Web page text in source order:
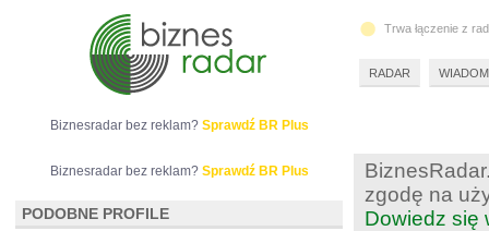
zgodę na
Dowiedz się
Biznesradar bez reklam? Sprawdź BR Plus
Biznesradar bez reklam? Sprawdź BR Plus
PODOBNE PROFILE
Trwa łączenie z
RADAR